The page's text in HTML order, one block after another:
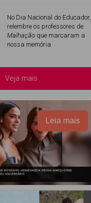
No Dia Nacional do Educador,
relembre os professores de
Malhação que marcaram a
nossa memória
Veja mais
Leia mais